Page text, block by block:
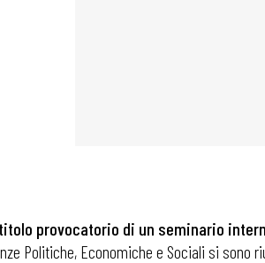
provocatorio di un seminario
Politiche, Economiche e Sociali si